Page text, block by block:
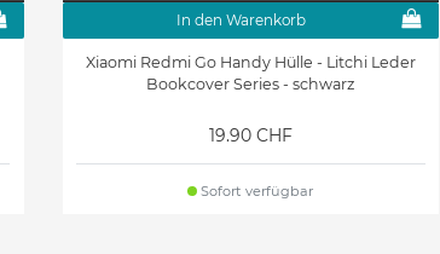
In den Warenkorb
Xiaomi Redmi Go Handy Hülle - Litchi Leder
Bookcover Series - schwarz
19.90 CHF
Sofort verfügbar